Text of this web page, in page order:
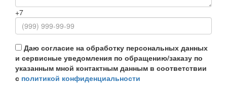
+7
Даю согласие на обработку персональных данных
и сервисные уведомления по обращению/заказу по
указанным мной контактным данным в соответствии
с политикой конфиденциальности